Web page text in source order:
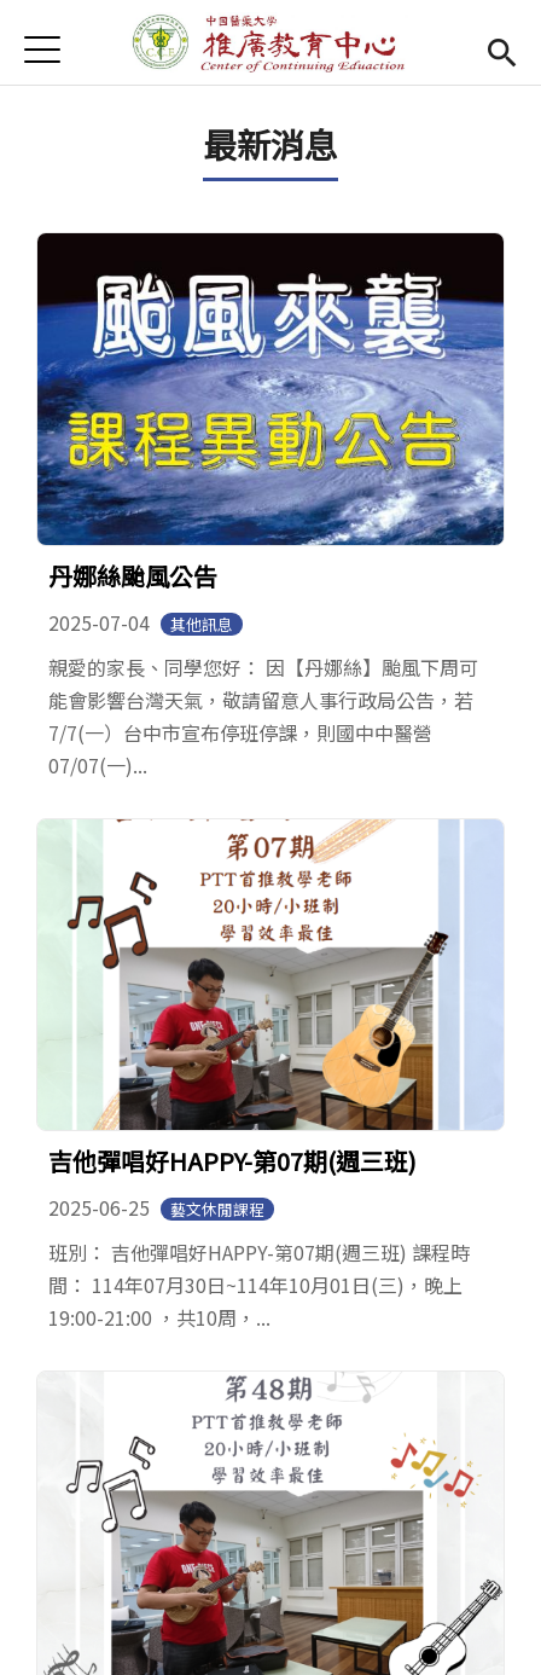
首頁
首頁
Open submenu (關於我們)
課程報名系統
檔案下載
匯款資訊
學校首頁(link is external)
Open
樂齡專區
English
Jump to Navigation
Jump to Main content
最新消息
丹娜絲颱風公告
2025-07-04 其他訊息
親愛的家長、同學您好： 因【丹娜絲】颱風下周可
能會影響台灣天氣，敬請留意人事行政局公告，若
7/7(一）台中市宣布停班停課，則國中中醫營
07/07(一)...
吉他彈唱好HAPPY-第07期(週三班)
2025-06-25 藝文休閒課程
班別： 吉他彈唱好HAPPY-第07期(週三班) 課程時
間： 114年07月30日~114年10月01日(三)，晚上
19:00-21:00 ，共10周，...